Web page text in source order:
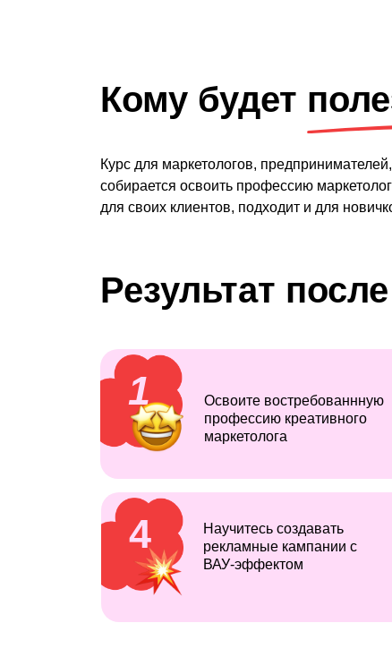
Кому будет
Курс для маркетологов,
собирается освоить профессию
для своих клиентов, подходит и для
Результат
Освоите востребованнную
профессию креативного
маркетолога
1
4
Научитесь создавать
рекламные кампании с
ВАУ-эффектом